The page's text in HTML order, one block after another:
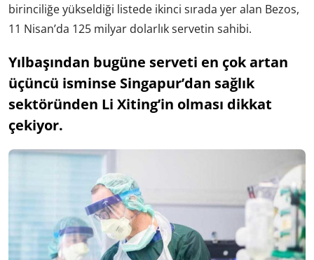
birinciliğe yükseldiği listede ikinci sırada yer alan Bezos,
11 Nisan’da 125 milyar dolarlık servetin sahibi.
Yılbaşından bugüne serveti en çok artan
üçüncü isminse Singapur’dan sağlık
sektöründen Li Xiting’in olması dikkat
çekiyor.